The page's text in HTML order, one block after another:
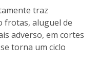
traz
frotas, aluguel de
adverso, em cortes
torna um ciclo